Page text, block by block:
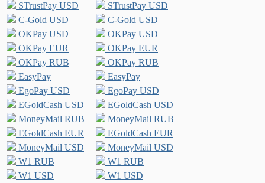
STrustPay USD
STrustPay USD
C-Gold USD
C-Gold USD
OKPay USD
OKPay USD
OKPay EUR
OKPay EUR
OKPay RUB
OKPay RUB
EasyPay
EasyPay
EgoPay USD
EgoPay USD
EGoldCash USD
EGoldCash USD
MoneyMail RUB
MoneyMail RUB
EGoldCash EUR
EGoldCash EUR
MoneyMail USD
MoneyMail USD
W1 RUB
W1 RUB
W1 USD
W1 USD